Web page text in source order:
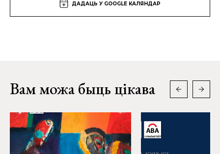
ДАДАЦЬ У GOOGLE КАЛЯНДАР
Вам можа быць цікава